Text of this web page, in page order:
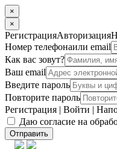
×
×
РегистрацияАвторизация
Номер телефонаили email
Как вас зовут?
Ваш email
Введите пароль
Повторите пароль
Регистрация | Войти |
Даю согласие на
Отправить